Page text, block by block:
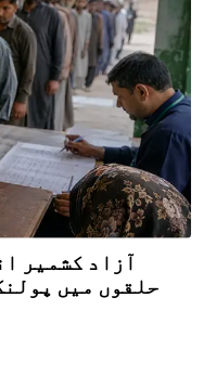
آزاد کشمیر
حلقوں میں